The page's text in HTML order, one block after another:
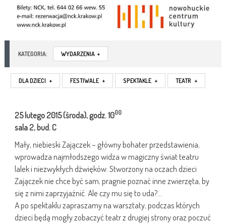
KATEGORIA: WYDARZENIA +
DLA DZIECI + FESTIWALE + SPEKTAKLE + TEATR +
25 lutego2015(środa), godz. 1000
sala2, bud. C
Mały, niebieski Zajączek – główny bohater przedstawienia,
wprowadza najmłodszego widza w magiczny świat teatru
lalek i niezwykłych dźwięków. Stworzony na oczach dzieci
Zajączek nie chce być sam, pragnie poznać inne zwierzęta, by
się z nimi zaprzyjaźnić. Ale czy mu się to uda?…
A po spektaklu zapraszamy na warsztaty, podczas których
dzieci będą mogły zobaczyć teatr z drugiej strony oraz poczuć